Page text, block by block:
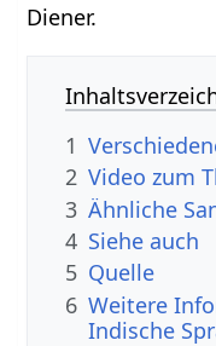
Diener.
1
2 Video zum
3 Ähnliche
4 Siehe auch
5 Quelle
6 Weitere
Indische